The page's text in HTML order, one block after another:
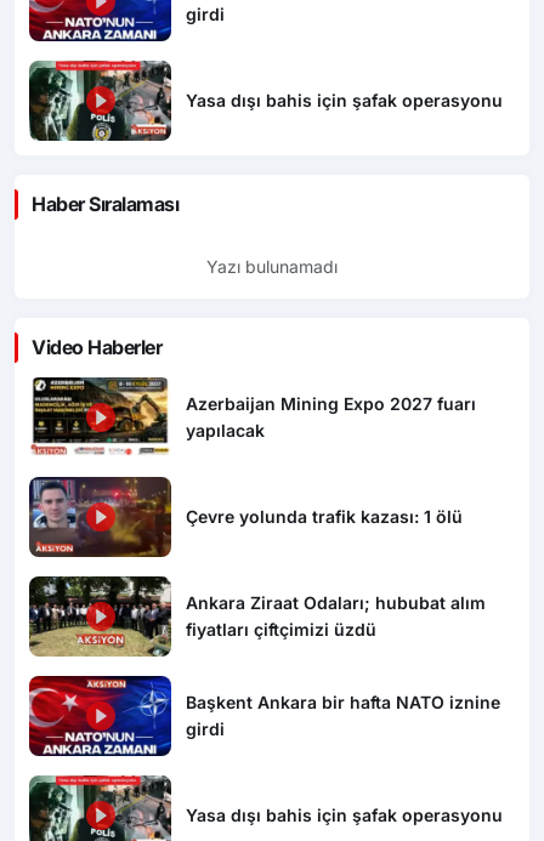
girdi
Yasa dışı bahis için şafak operasyonu
Haber Sıralaması
Yazı bulunamadı
Video Haberler
Azerbaijan Mining Expo 2027 fuarı
yapılacak
Çevre yolunda trafik kazası: 1 ölü
Ankara Ziraat Odaları; hububat alım
fiyatları çiftçimizi üzdü
Başkent Ankara bir hafta NATO iznine
girdi
Yasa dışı bahis için şafak operasyonu